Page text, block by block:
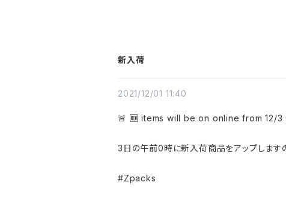
新入荷
2021/12/01 11:40
🚨 🆕 items will be on online from 12/3
3日の午前0時に新入荷商品をアップします
#Zpacks